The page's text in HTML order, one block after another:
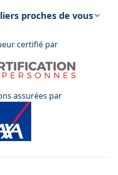
proches de vous
certifié par
assurées par